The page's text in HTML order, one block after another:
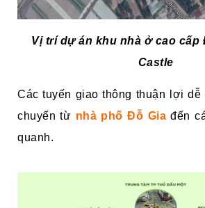
Vị trí dự án khu nhà ở cao cấp
Castle
Các tuyến giao thông thuận lợi dễ
chuyển từ nhà phố Đỗ Gia đến
quanh.